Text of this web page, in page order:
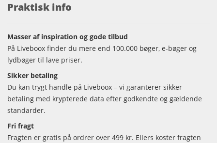
Praktisk info
Masser af inspiration og gode tilbud
På Liveboox finder du mere end 100.000 bøger, e-bøger og
lydbøger til lave priser.
Sikker betaling
Du kan trygt handle på Liveboox – vi garanterer sikker
betaling med krypterede data efter godkendte og gældende
standarder.
Fri fragt
Fragten er gratis på ordrer over 499 kr. Ellers koster fragten